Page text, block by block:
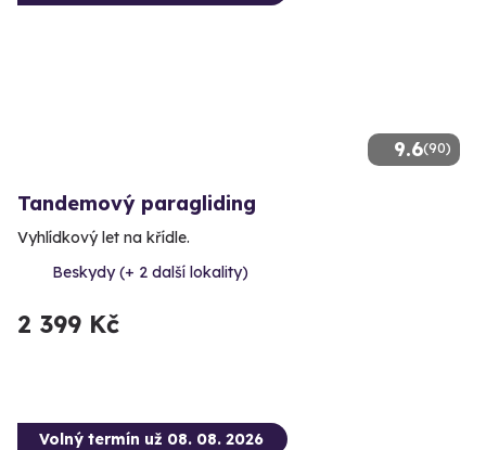
9.6(90)
Tandemový paragliding
Vyhlídkový let na křídle.
Beskydy (+ 2 další lokality)
2 399 Kč
Volný termín už 08. 08. 2026